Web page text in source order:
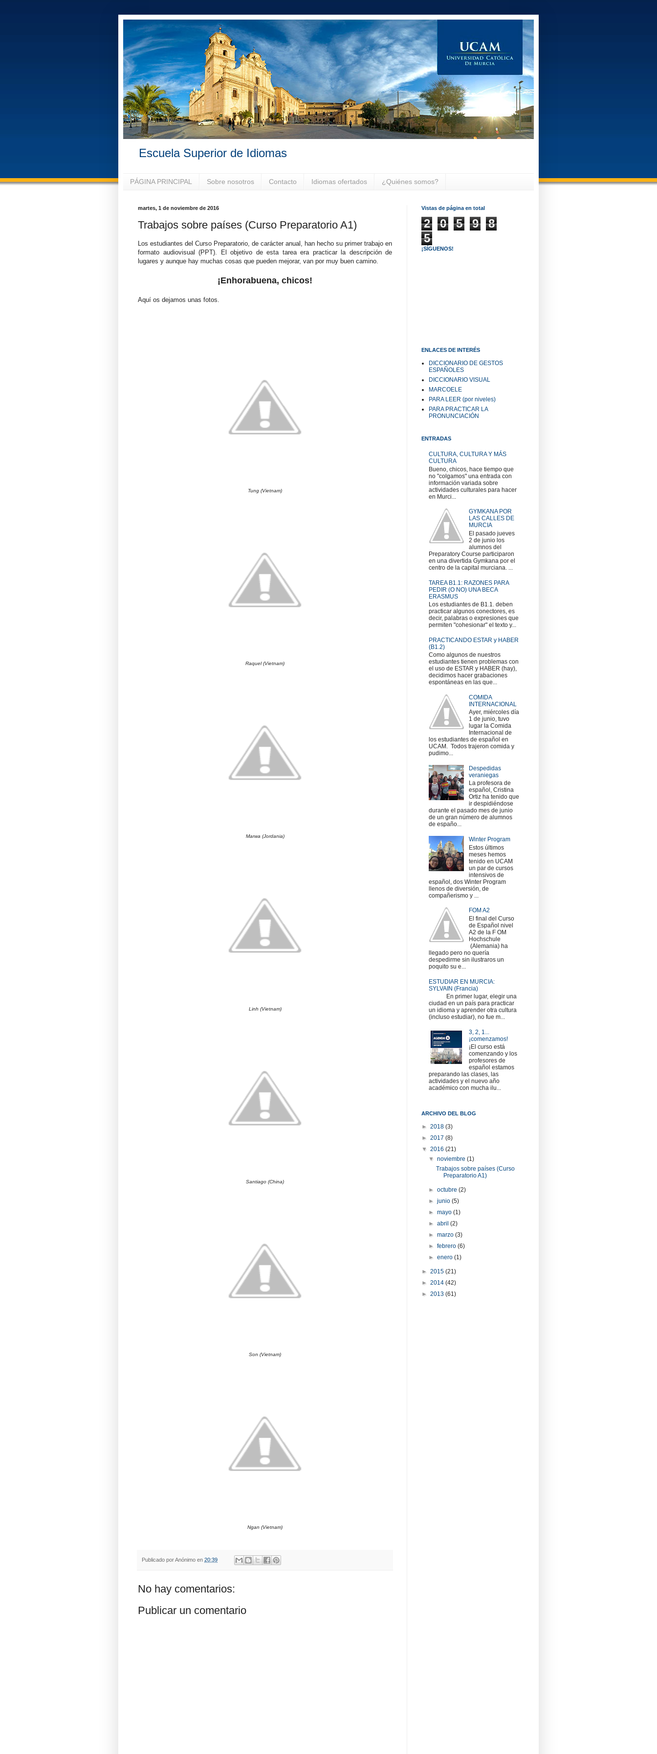
Escuela Superior de Idiomas
PÁGINA PRINCIPAL Sobre nosotros Contacto Idiomas ofertados ¿Quiénes somos?
martes, 1 de noviembre de 2016
Trabajos sobre países (Curso Preparatorio A1)
Los estudiantes del Curso Preparatorio, de carácter anual, han hecho su primer trabajo en
formato audiovisual (PPT). El objetivo de esta tarea era practicar la descripción de
lugares y aunque hay muchas cosas que pueden mejorar, van por muy buen camino.
¡Enhorabuena, chicos!
Aquí os dejamos unas fotos.
Tung (Vietnam)
Raquel (Vietnam)
Marwa (Jordania)
Linh (Vietnam)
Santiago (China)
Son (Vietnam)
Ngan (Vietnam)
Publicado porAnónimo en 20:39
No hay comentarios:
Publicar un comentario
Vistas de página en total
2 0 5 9
8
5
¡SÍGUENOS!
ENLACES DE INTERÉS
DICCIONARIO DE GESTOS
ESPAÑOLES
DICCIONARIO VISUAL
MARCOELE
PARA LEER (por niveles)
PARA PRACTICAR LA
PRONUNCIACIÓN
ENTRADAS
CULTURA, CULTURA Y MÁS
CULTURA
Bueno, chicos, hace tiempo que
no "colgamos" una entrada con
información variada sobre
actividades culturales para hacer
en Murci...
GYMKANA POR
LAS CALLES DE
MURCIA
El pasado jueves
2 de junio los
alumnos del
Preparatory Course participaron
en una divertida Gymkana por el
centro de la capital murciana. ...
TAREA B1.1: RAZONES PARA
PEDIR (O NO) UNA BECA
ERASMUS
Los estudiantes de B1.1. deben
practicar algunos conectores, es
decir, palabras o expresiones que
permiten "cohesionar" el texto y...
PRACTICANDO ESTAR y HABER
(B1.2)
Como algunos de nuestros
estudiantes tienen problemas con
el uso de ESTAR y HABER (hay),
decidimos hacer grabaciones
espontáneas en las que...
COMIDA
INTERNACIONAL
Ayer, miércoles día
1 de junio, tuvo
lugar la Comida
Internacional de
los estudiantes de español en
UCAM. Todos trajeron comida y
pudimo...
Despedidas
veraniegas
La profesora de
español, Cristina
Ortiz ha tenido que
ir despidiéndose
durante el pasado mes de junio
de un gran número de alumnos
de españo...
Winter Program
Estos últimos
meses hemos
tenido en UCAM
un par de cursos
intensivos de
español, dos Winter Program
llenos de diversión, de
compañerismo y ...
FOM A2
El final del Curso
de Español nivel
A2 de la F OM
Hochschule
(Alemania) ha
llegado pero no quería
despedirme sin ilustraros un
poquito su e...
ESTUDIAR EN MURCIA:
SYLVAIN (Francia)
En primer lugar, elegir una
ciudad en un país para practicar
un idioma y aprender otra cultura
(incluso estudiar), no fue m...
3, 2, 1...
¡comenzamos!
¡El curso está
comenzando y los
profesores de
español estamos
preparando las clases, las
actividades y el nuevo año
académico con mucha ilu...
ARCHIVO DEL BLOG
► 2018 (3)
► 2017 (8)
▼ 2016 (21)
▼noviembre(1)
Trabajos sobre países (Curso
Preparatorio A1)
►octubre(2)
►junio(5)
►mayo(1)
►abril(2)
►marzo(3)
►febrero(6)
►enero(1)
► 2015 (21)
► 2014 (42)
► 2013 (61)